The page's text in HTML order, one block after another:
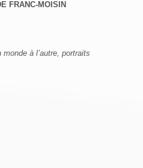
FRANC-MOISIN
à l’autre, portraits